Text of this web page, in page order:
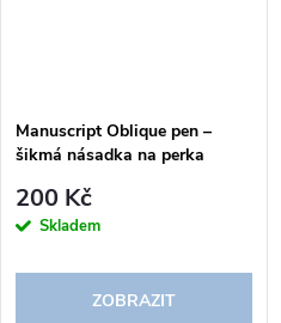
Manuscript Oblique pen –
šikmá násadka na perka
200 Kč
Skladem
ZOBRAZIT